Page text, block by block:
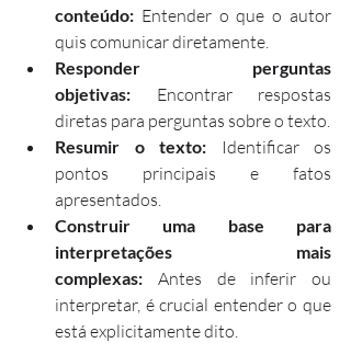
conteúdo: Entender o que o autor
quis comunicar diretamente.
Responder perguntas
objetivas: Encontrar respostas
diretas para perguntas sobre o texto.
Resumir o texto: Identificar os
pontos principais e fatos
apresentados.
Construir uma base para
interpretações mais
complexas: Antes de inferir ou
interpretar, é crucial entender o que
está explicitamente dito.